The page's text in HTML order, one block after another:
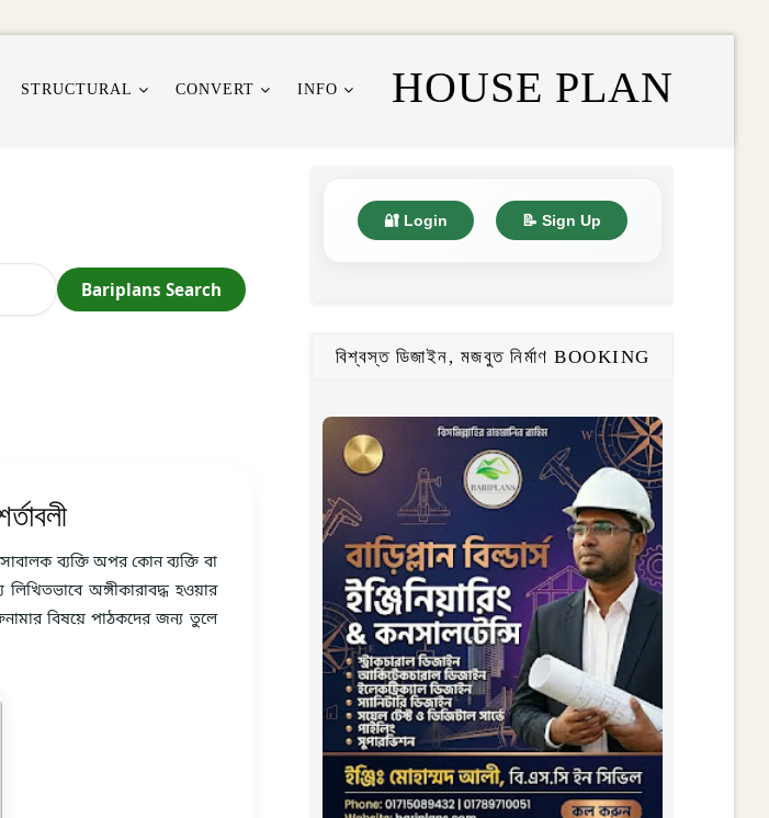
HOUSE PLAN
STRUCTURAL CONVERT INFO
Bariplans Search
ব্যক্তি অপর কোন ব্যক্তি বা
অঙ্গীকারাবদ্ধ হওয়ার
বিষয়ে পাঠকদের জন্য তুলে
🔐 Login 📝 Sign Up
বিশ্বস্ত ডিজাইন, মজবুত নির্মাণ BOOKING